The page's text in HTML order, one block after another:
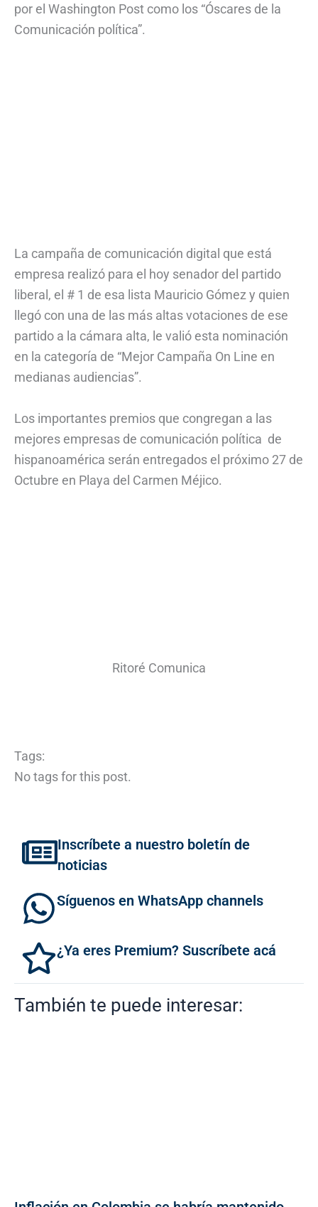
por el Washington Post como los “Óscares de la
Comunicación política”.
La campaña de comunicación digital que está
empresa realizó para el hoy senador del partido
liberal, el # 1 de esa lista Mauricio Gómez y quien
llegó con una de las más altas votaciones de ese
partido a la cámara alta, le valió esta nominación
en la categoría de “Mejor Campaña On Line en
medianas audiencias”.
Los importantes premios que congregan a las
mejores empresas de comunicación política de
hispanoamérica serán entregados el próximo 27 de
Octubre en Playa del Carmen Méjico.
Ritoré Comunica
Tags:
No tags for this post.
Inscríbete a nuestro boletín de
noticias
Síguenos en WhatsApp channels
¿Ya eres Premium? Suscríbete acá
También te puede interesar: